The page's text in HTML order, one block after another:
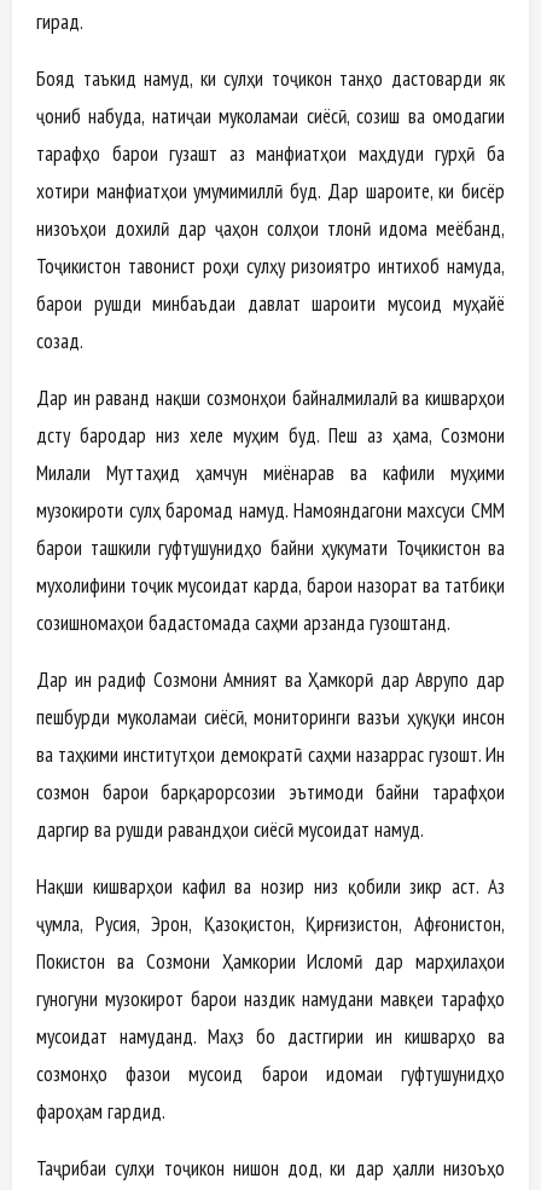
гирад.
Бояд таъкид намуд, ки сулҳи тоҷикон танҳо дастоварди як
ҷониб набуда, натиҷаи муколамаи сиёсӣ, созиш ва омодагии
тарафҳо барои гузашт аз манфиатҳои маҳдуди гурӯҳӣ ба
хотири манфиатҳои умумимиллӣ буд. Дар шароите, ки бисёр
низоъҳои дохилӣ дар ҷаҳон солҳои тӯлонӣ идома меёбанд,
Тоҷикистон тавонист роҳи сулҳу ризоиятро интихоб намуда,
барои рушди минбаъдаи давлат шароити мусоид муҳайё
созад.
Дар ин раванд нақши созмонҳои байналмилалӣ ва кишварҳои
дӯсту бародар низ хеле муҳим буд. Пеш аз ҳама, Созмони
Милали Муттаҳид ҳамчун миёнарав ва кафили муҳими
музокироти сулҳ баромад намуд. Намояндагони махсуси СММ
барои ташкили гуфтушунидҳо байни ҳукумати Тоҷикистон ва
мухолифини тоҷик мусоидат карда, барои назорат ва татбиқи
созишномаҳои бадастомада саҳми арзанда гузоштанд.
Дар ин радиф Созмони Амният ва Ҳамкорӣ дар Аврупо дар
пешбурди муколамаи сиёсӣ, мониторинги вазъи ҳуқуқи инсон
ва таҳкими институтҳои демократӣ саҳми назаррас гузошт. Ин
созмон барои барқарорсозии эътимоди байни тарафҳои
даргир ва рушди равандҳои сиёсӣ мусоидат намуд.
Нақши кишварҳои кафил ва нозир низ қобили зикр аст. Аз
ҷумла, Русия, Эрон, Қазоқистон, Қирғизистон, Афғонистон,
Покистон ва Созмони Ҳамкории Исломӣ дар марҳилаҳои
гуногуни музокирот барои наздик намудани мавқеи тарафҳо
мусоидат намуданд. Маҳз бо дастгирии ин кишварҳо ва
созмонҳо фазои мусоид барои идомаи гуфтушунидҳо
фароҳам гардид.
Таҷрибаи сулҳи тоҷикон нишон дод, ки дар ҳалли низоъҳо